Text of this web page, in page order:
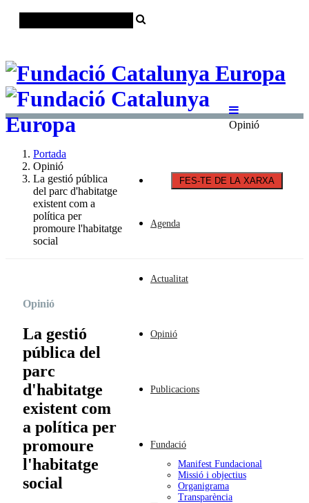
FES-TE DE LA XARXA
Agenda
Actualitat
Opinió
Publicacions
Fundació
Manifest Fundacional
Missió i objectius
Organigrama
Transparència
Opinió
Portada
Opinió
La gestió pública
del parc d'habitatge
existent com a
política per
promoure l'habitatge
social
Opinió
La gestió
pública del
parc
d'habitatge
existent com
a política per
promoure
l'habitatge
social